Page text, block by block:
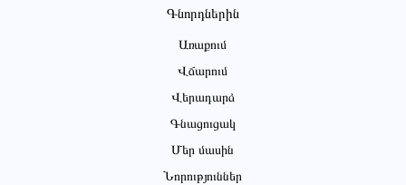
Գնորդներին
Առաքում
Վճարում
Վերադարձ
Գնացուցակ
Մեր մասին
Նորություններ